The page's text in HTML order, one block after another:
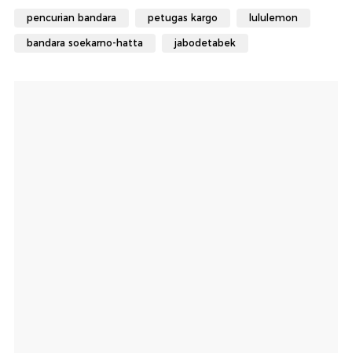
pencurian bandara petugas kargo lululemon
bandara soekarno-hatta jabodetabek